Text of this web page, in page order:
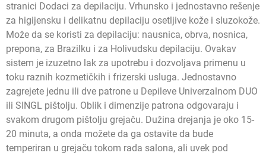
stranici Dodaci za depilaciju. Vrhunsko i jednostavno rešenje
za higijensku i delikatnu depilaciju osetljive kože i sluzokože.
Može da se koristi za depilaciju: nausnica, obrva, nosnica,
prepona, za Brazilku i za Holivudsku depilaciju. Ovakav
sistem je izuzetno lak za upotrebu i dozvoljava primenu u
toku raznih kozmetičkih i frizerski usluga. Jednostavno
zagrejete jednu ili dve patrone u Depileve Univerzalnom DUO
ili SINGL pištolju. Oblik i dimenzije patrona odgovaraju i
svakom drugom pištolju grejaču. Dužina drejanja je oko 15-
20 minuta, a onda možete da ga ostavite da bude
temperiran u grejaču tokom rada salona, ali uvek pod